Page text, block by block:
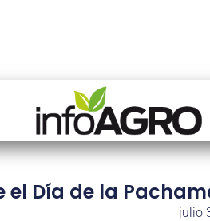
el Día de la
julio